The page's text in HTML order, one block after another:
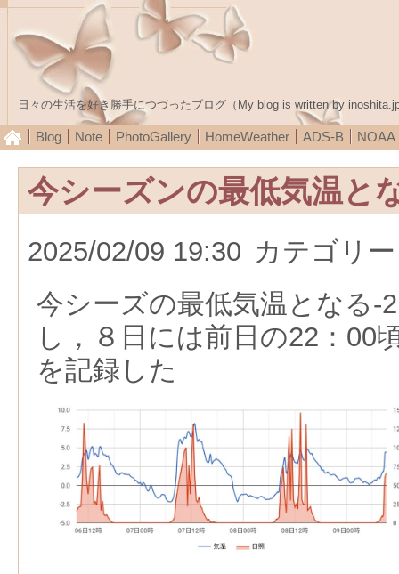
日々の生活を好き勝手につづったブログ（My blog is written by
Blog Note PhotoGallery HomeWeather ADS-B NOAA
今シーズンの最低気温と
2025/02/09 19:30 カテゴリ
今シーズの最低気温となる-
し，８日には前日の22：00
を記録した